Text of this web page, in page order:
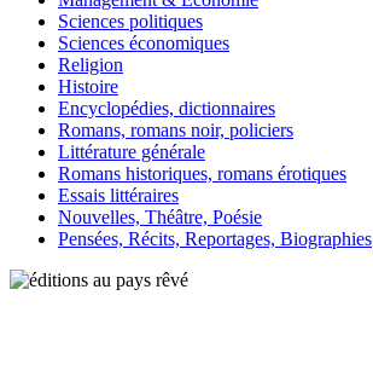
Sciences politiques
Sciences économiques
Religion
Histoire
Encyclopédies, dictionnaires
Romans, romans noir, policiers
Littérature générale
Romans historiques, romans érotiques
Essais littéraires
Nouvelles, Théâtre, Poésie
Pensées, Récits, Reportages, Biographies